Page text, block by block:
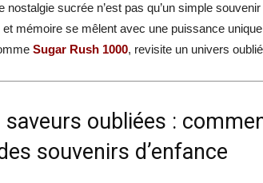
nostalgie sucrée n’est pas qu’un simple
mémoire se mêlent avec une puissance
Sugar Rush 1000, revisite un univers
saveurs oubliées :
souvenirs d’enfance